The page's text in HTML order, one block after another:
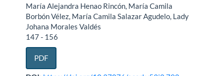
María Alejandra Henao Rincón, María Camila
Borbón Vélez, María Camila Salazar Agudelo, Lady
Johana Morales Valdés
147 - 156
PDF